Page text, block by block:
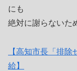
にも
絶対に謝らないた
【高知市長「排
給】